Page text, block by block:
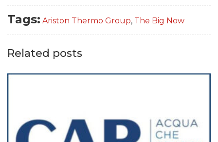
Tags: Ariston Thermo Group, The Big Now
Related posts